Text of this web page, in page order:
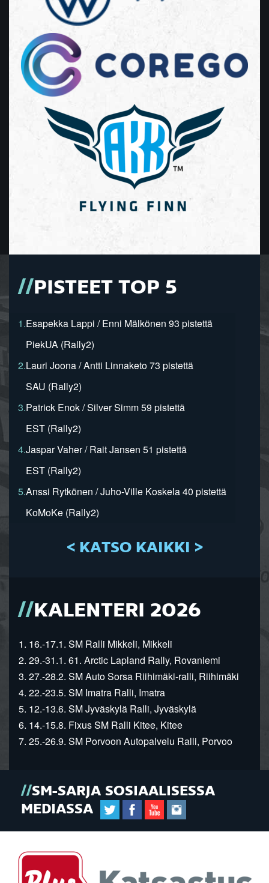
PISTEET TOP 5
1.Esapekka Lappi / Enni Mälkönen 93 pistettä
PiekUA (Rally2)
2.Lauri Joona / Antti Linnaketo 73 pistettä
SAU (Rally2)
3.Patrick Enok / Silver Simm 59 pistettä
EST (Rally2)
4.Jaspar Vaher / Rait Jansen 51 pistettä
EST (Rally2)
5.Anssi Rytkönen / Juho-Ville Koskela 40 pistettä
KoMoKe (Rally2)
< KATSO KAIKKI >
KALENTERI 2026
1. 16.-17.1. SM Ralli Mikkeli, Mikkeli
2. 29.-31.1. 61. Arctic Lapland Rally, Rovaniemi
3. 27.-28.2. SM Auto Sorsa Riihimäki-ralli, Riihimäki
4. 22.-23.5. SM Imatra Ralli, Imatra
5. 12.-13.6. SM Jyväskylä Ralli, Jyväskylä
6. 14.-15.8. Fixus SM Ralli Kitee, Kitee
7. 25.-26.9. SM Porvoon Autopalvelu Ralli, Porvoo
SM-SARJA SOSIAALISESSA
MEDIASSA